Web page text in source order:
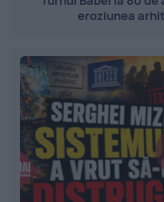
eroziunea